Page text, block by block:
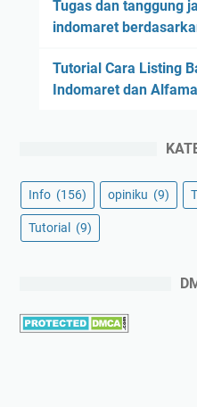
Tugas dan tanggung
indomaret
Tutorial Cara Listing
Indomaret dan
Info (156) opiniku (9)
Tutorial (9)